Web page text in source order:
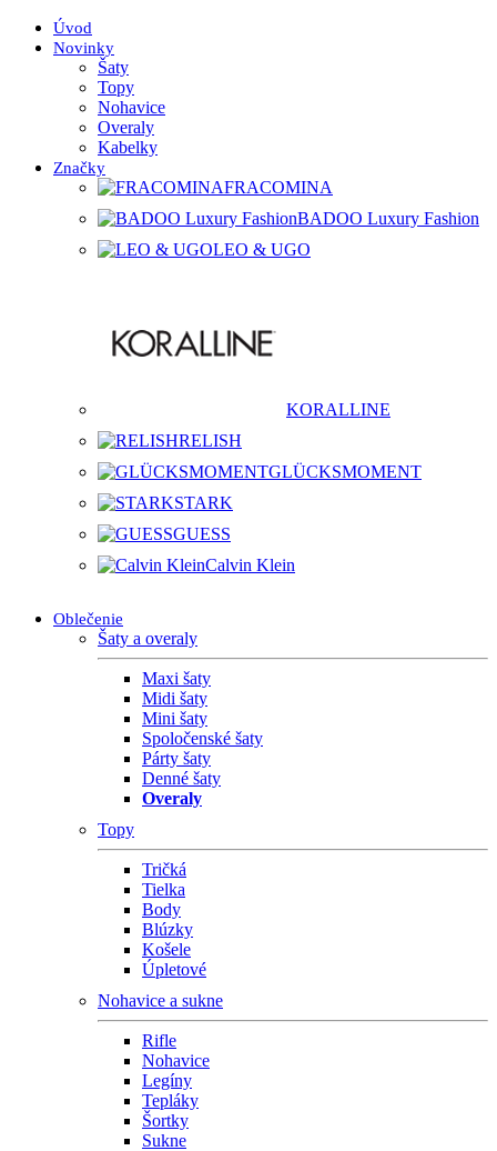
Úvod
Novinky
Šaty
Topy
Nohavice
Overaly
Kabelky
Značky
FRACOMINA
BADOO Luxury Fashion
LEO & UGO
KORALLINE
RELISH
GLÜCKSMOMENT
STARK
GUESS
Calvin Klein
Oblečenie
Šaty a overaly
Maxi šaty
Midi šaty
Mini šaty
Spoločenské šaty
Párty šaty
Denné šaty
Overaly
Topy
Tričká
Tielka
Body
Blúzky
Košele
Úpletové
Nohavice a sukne
Rifle
Nohavice
Legíny
Tepláky
Šortky
Sukne